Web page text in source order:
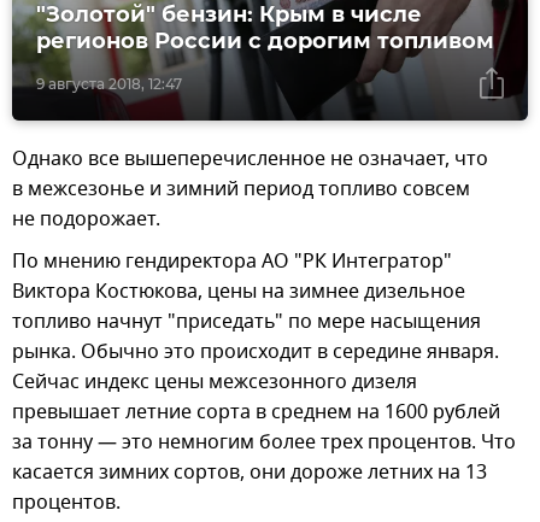
9 августа 2018, 12:47
"Золотой" бензин: Крым в числе
регионов России с дорогим топливом
Однако все вышеперечисленное не означает, что
в межсезонье и зимний период топливо совсем
не подорожает.
По мнению гендиректора АО "РК Интегратор"
Виктора Костюкова, цены на зимнее дизельное
топливо начнут "приседать" по мере насыщения
рынка. Обычно это происходит в середине января.
Сейчас индекс цены межсезонного дизеля
превышает летние сорта в среднем на 1600 рублей
за тонну — это немногим более трех процентов. Что
касается зимних сортов, они дороже летних на 13
процентов.